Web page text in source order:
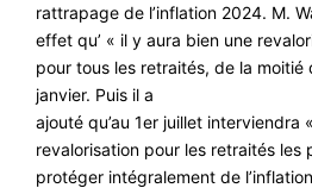
rattrapage de l’inflation 2024. M.
effet qu’ « il y aura bien une
pour tous les retraités, de la moitié
janvier. Puis il a
ajouté qu’au 1er juillet interviendra
revalorisation pour les retraités les
protéger intégralement de